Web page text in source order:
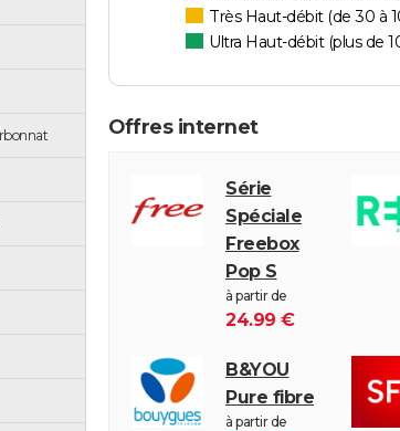
Très Haut-débit (de 30 à
Ultra Haut-débit (plus de
Offres internet
Série
Spéciale
Freebox
Pop S
à partir de
24.99 €
B&YOU
Pure fibre
à partir de